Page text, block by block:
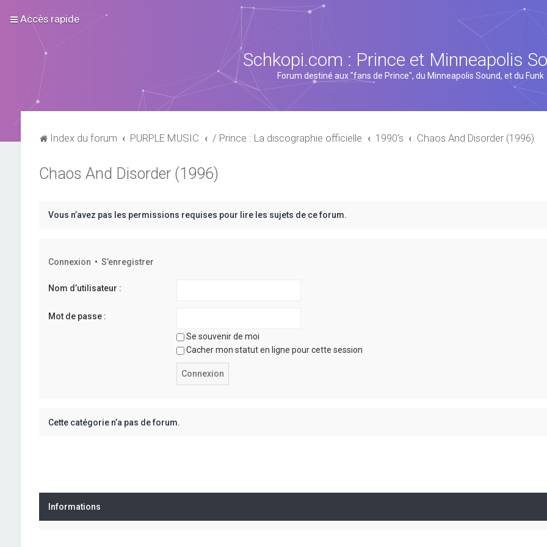
Accès rapide
Schkopi.com : Prince et Minneapolis
Forum destiné aux "fans de Prince", du Minneapolis Sound, et du Funk
Index du forum PURPLE MUSIC / Prince : La discographie officielle 1990's Chaos And Disorder (1996)
Chaos And Disorder (1996)
Vous n’avez pas les permissions requises pour lire les sujets de ce forum.
Connexion • S’enregistrer
Nom d’utilisateur :
Mot de passe :
Se souvenir de moi
Cacher mon statut en ligne pour cette session
Cette catégorie n’a pas de forum.
Informations